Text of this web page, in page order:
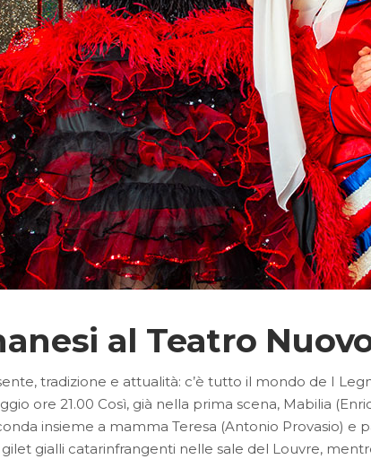
al Teatro
tradizione e attualità: c’è tutto il mondo de I
ore 21.00 Così, già nella prima scena, Mabilia
insieme a mamma Teresa (Antonio Provasio)
gialli catarinfrangenti nelle sale del Louvre,